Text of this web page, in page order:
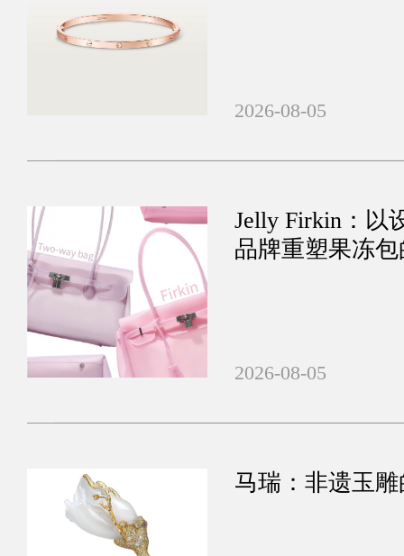
2026-08-05
Jelly Firkin：以
品牌重塑果冻
2026-08-05
马瑞：非遗玉